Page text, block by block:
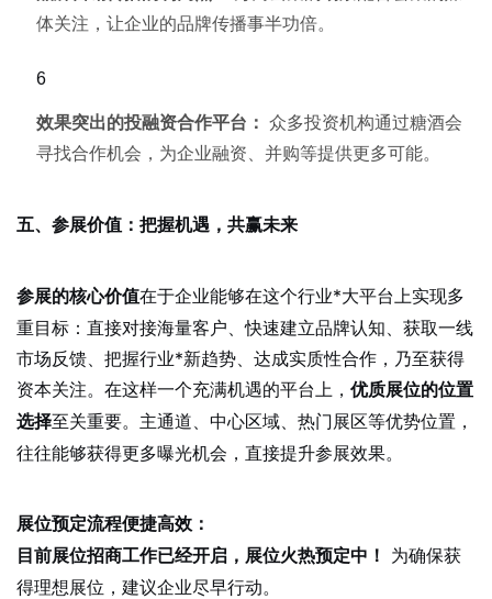
体关注，让企业的品牌传播事半功倍。
效果突出的投融资合作平台： 众多投资机构通过糖酒会
寻找合作机会，为企业融资、并购等提供更多可能。
五、参展价值：把握机遇，共赢未来
参展的核心价值在于企业能够在这个行业*大平台上实现多
重目标：直接对接海量客户、快速建立品牌认知、获取一线
市场反馈、把握行业*新趋势、达成实质性合作，乃至获得
资本关注。在这样一个充满机遇的平台上， 优质展位的位置
选择至关重要。主通道、中心区域、热门展区等优势位置，
往往能够获得更多曝光机会，直接提升参展效果。
展位预定流程便捷高效：
目前展位招商工作已经开启，展位火热预定中！
为确保获
得理想展位，建议企业尽早行动。